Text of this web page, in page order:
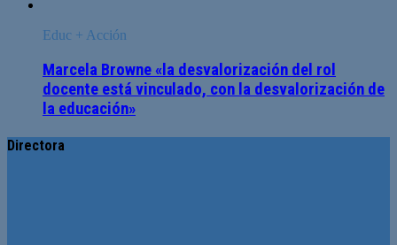
Educ + Acción
Marcela Browne «la desvalorización del rol
docente está vinculado, con la desvalorización de
la educación»
Directora